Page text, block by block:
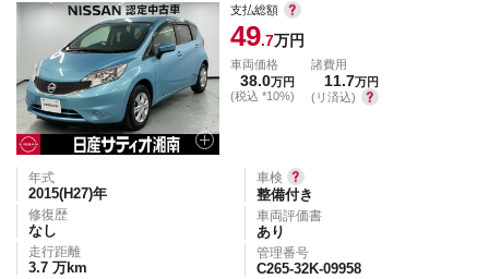
支払総額
49.7万円
車両価格
38.0万円
(税込 *10%)
諸費用
11.7万円
(リ済込)
年式
2015(H27)年
修復歴
なし
走行距離
3.7 万km
車検
整備付き
車両評価書
あり
管理番号
C265-32K-09958